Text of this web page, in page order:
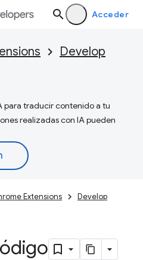
Acceder
Develop
para traducir contenido a tu
realizadas con IA pueden
Extensions Develop